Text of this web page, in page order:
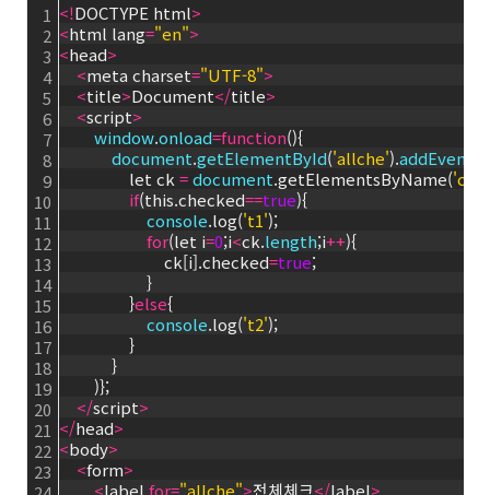
1
2
3
4
5
6
7
8
9
10
11
12
13
14
15
16
17
18
19
20
21
22
23
<!DOCTYPE html>
<html lang="en">
<head>
<meta charset="UTF-8">
<title>Document</title>
<script>
window.onload=function(){
document.getElementById('allche').
let ck =document.getElementsByName('ck1'
if(this.checked==true){
console.log('t1');
for(let i=0;i<ck.length;i++){
ck[i].checked=true;
}
}else{
console.log('t2');
}
}
)};
</script>
</head>
<body>
<form>
<label for="allche">전체체크</label>